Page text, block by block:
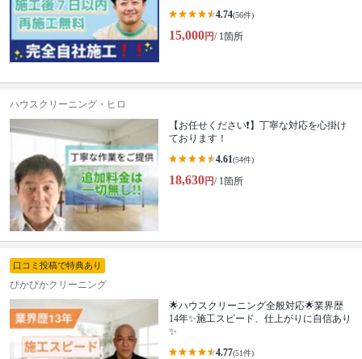
4.74(56件)
15,000円/ 1箇所
ハウスクリーニング・ヒロ
【お任せください❗️】丁寧な対応を心掛け
ております！
4.61(54件)
18,630円/ 1箇所
口コミ投稿で特典あり
ぴかぴかクリーニング
🌟ハウスクリーニング全般対応🌟業界歴
14年✨施工スピード、仕上がりに自信あり
✨
4.77(51件)